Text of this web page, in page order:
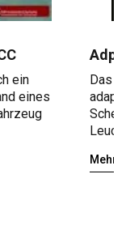
ein
eines
Das
Mehr